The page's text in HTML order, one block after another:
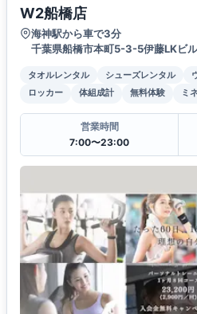
W2船橋店
海神駅から車で3分
千葉県船橋市本町5-3-5伊藤LKビ
タオルレンタル シューズレンタル
ロッカー
体組成計 無料体験 ミ
営業時間
7:00〜23:00